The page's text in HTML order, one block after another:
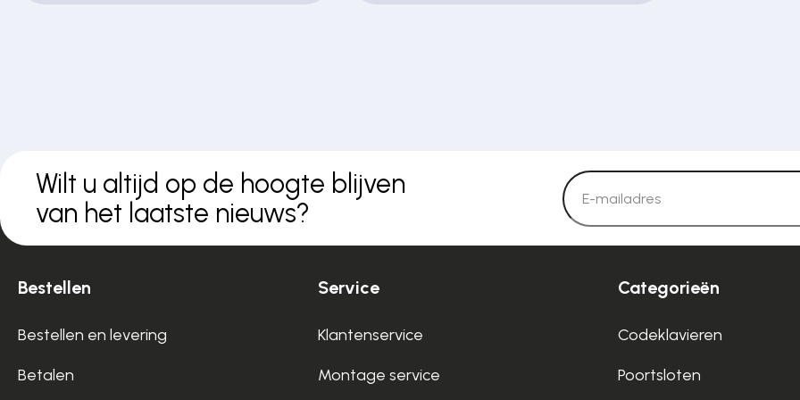
Wilt u altijd op de hoogte blijven
van het laatste nieuws?
Bestellen
Bestellen en levering
Betalen
Service
Klantenservice
Montage service
Categorieën
Codeklavieren
Poortsloten